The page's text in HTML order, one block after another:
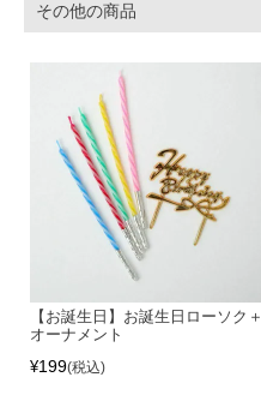
その他の商品
【お誕生日】お誕生日ローソク＋
オーナメント
¥199 税込